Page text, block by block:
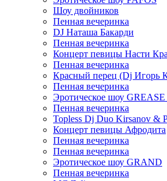
Шоу двойников
Пенная вечеринка
DJ Наташа Бакарди
Пенная вечеринка
Концерт певицы Насти
Пенная вечеринка
Красный перец (Dj Игорь
Пенная вечеринка
Эротическое шоу
Пенная вечеринка
Topless Dj Duo Kirsanov &
Концерт певицы Афродита
Пенная вечеринка
Пенная вечеринка
Эротическое шоу GRAND
Пенная вечеринка